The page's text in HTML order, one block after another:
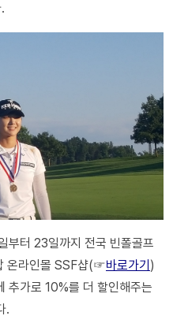
부터 23일까지 전국 빈폴골프
온라인몰 SSF샵(☞바로가기 )
추가로 10%를 더 할인해주는
.